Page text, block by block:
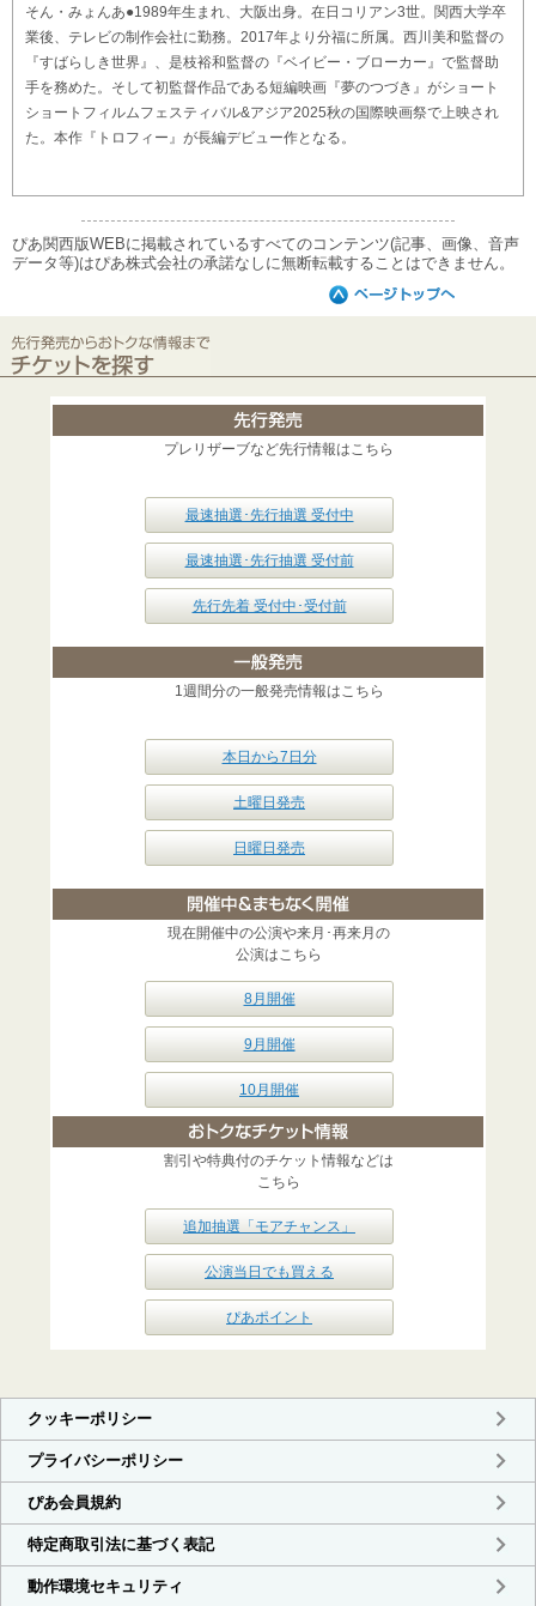
そん・みょんあ●1989年生まれ、大阪出身。在日コリアン3世。関西大学卒
業後、テレビの制作会社に勤務。2017年より分福に所属。西川美和監督の
『すばらしき世界』、是枝裕和監督の『ベイビー・ブローカー』で監督助
手を務めた。そして初監督作品である短編映画『夢のつづき』がショート
ショートフィルムフェスティバル&アジア2025秋の国際映画祭で上映され
た。本作『トロフィー』が長編デビュー作となる。
ぴあ関西版WEBに掲載されているすべてのコンテンツ(記事、画像、音声
データ等)はぴあ株式会社の承諾なしに無断転載することはできません。
プレリザーブなど先行情報はこちら
最速抽選･先行抽選 受付中
最速抽選･先行抽選 受付前
先行先着 受付中･受付前
1週間分の一般発売情報はこちら
本日から7日分
土曜日発売
日曜日発売
現在開催中の公演や来月･再来月の
公演はこちら
8月開催
9月開催
10月開催
割引や特典付のチケット情報などは
こちら
追加抽選「モアチャンス」
公演当日でも買える
ぴあポイント